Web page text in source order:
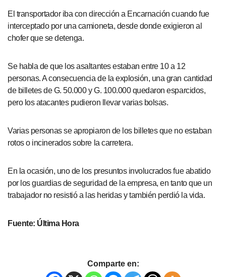
El transportador iba con dirección a Encarnación cuando fue
interceptado por una camioneta, desde donde exigieron al
chofer que se detenga.
Se habla de que los asaltantes estaban entre 10 a 12
personas. A consecuencia de la explosión, una gran cantidad
de billetes de G. 50.000 y G. 100.000 quedaron esparcidos,
pero los atacantes pudieron llevar varias bolsas.
Varias personas se apropiaron de los billetes que no estaban
rotos o incinerados sobre la carretera.
En la ocasión, uno de los presuntos involucrados fue abatido
por los guardias de seguridad de la empresa, en tanto que un
trabajador no resistió a las heridas y también perdió la vida.
Fuente: Última Hora
Comparte en: